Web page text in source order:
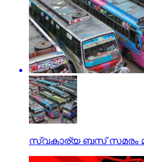
സ്വകാര്യ ബസ് സമരം